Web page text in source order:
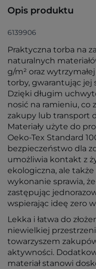
Opis produktu
6139906
Praktyczna torba na
naturalnych
g/m² oraz
torby, gwarantując jej
Dzięki długim
nosić na ramieniu, co
zakupy lub transport
Materiały użyte do
Oeko-Tex Standard
bezpieczeństwo dla
umożliwia kontakt z
ekologiczna, ale
wykonanie sprawia, że
zastępując
wspierając ideę zero
Lekka i łatwa do
niewielkiej
towarzyszem
aktywności.
materiał stanowi